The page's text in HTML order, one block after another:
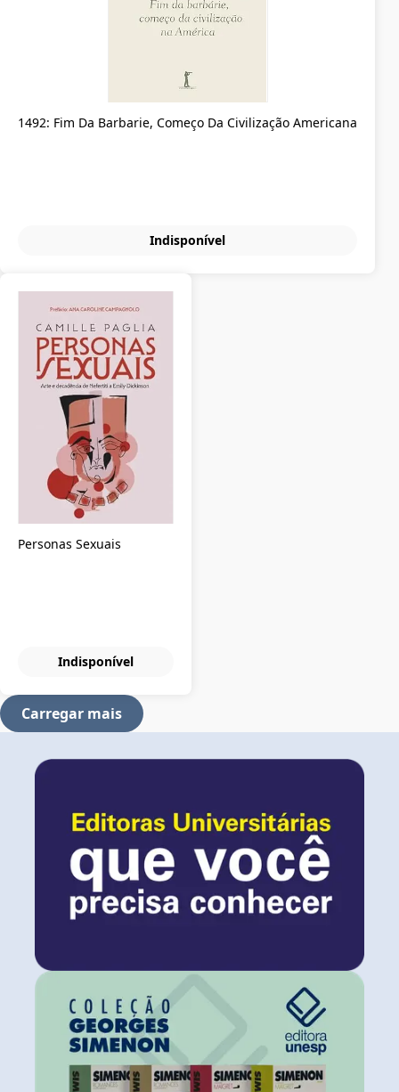
1492: Fim Da Barbarie, Começo Da Civilização Americana
Indisponível
Personas Sexuais
Indisponível